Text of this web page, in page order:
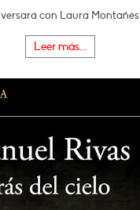
con Laura Montañés
Leer más...